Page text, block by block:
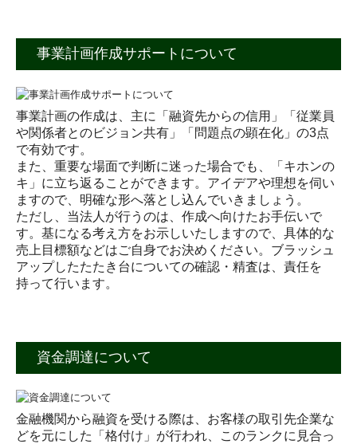
事業計画作成サポートについて
事業計画の作成は、主に「融資先からの信用」「従業員
や関係者とのビジョン共有」「問題点の顕在化」の3点
で有効です。
また、重要な場面で判断に迷った場合でも、「キホンの
キ」に立ち返ることができます。アイデアや理想を伺い
ますので、明確な形へ落とし込んでいきましょう。
ただし、当法人が行うのは、作成へ向けたお手伝いで
す。基になる考え方をお示しいたしますので、具体的な
売上目標額などはご自身でお決めください。ブラッシュ
アップしたたたき台についての確認・精査は、責任を
持って行います。
資金調達について
金融機関から融資を受ける際は、お客様の取引先企業な
どを元にした「格付け」が行われ、このランクに見合っ